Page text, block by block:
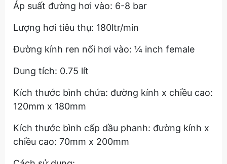
Áp suất đường hơi vào: 6-8 bar
Lượng hơi tiêu thụ: 180ltr/min
Đường kính ren nối hơi vào: ¼ inch female
Dung tích: 0.75 lít
Kích thước bình chứa: đường kính x chiều cao:
120mm x 180mm
Kích thước bình cấp dầu phanh: đường kính x
chiều cao: 70mm x 200mm